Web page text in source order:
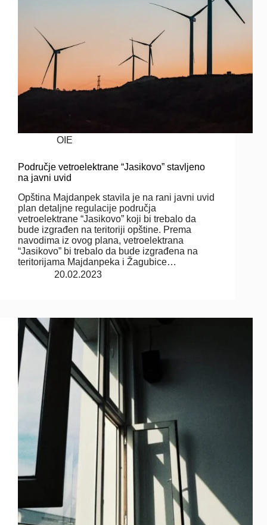
OIE
Područje vetroelektrane “Jasikovo” stavljeno
na javni uvid
Opština Majdanpek stavila je na rani javni uvid
plan detaljne regulacije područja
vetroelektrane “Jasikovo” koji bi trebalo da
bude izgrađen na teritoriji opštine. Prema
navodima iz ovog plana, vetroelektrana
“Jasikovo” bi trebalo da bude izgrađena na
teritorijama Majdanpeka i Žagubice…
20.02.2023